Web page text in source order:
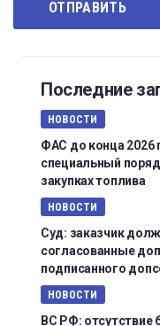
Последние
НОВОСТИ
ФАС до конца 2026
специальный
закупках топлива
НОВОСТИ
Суд: заказчик
согласованные
подписанного
НОВОСТИ
ВС РФ: отсутствие